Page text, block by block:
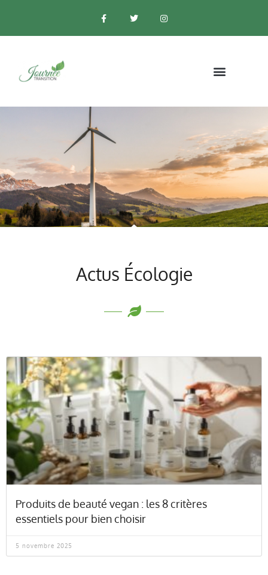
Actus Écologie
Produits de beauté vegan : les 8 critères
essentiels pour bien choisir
5 novembre 2025